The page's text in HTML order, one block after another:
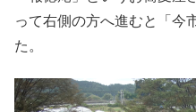
って右側の方へ進むと「今
た。